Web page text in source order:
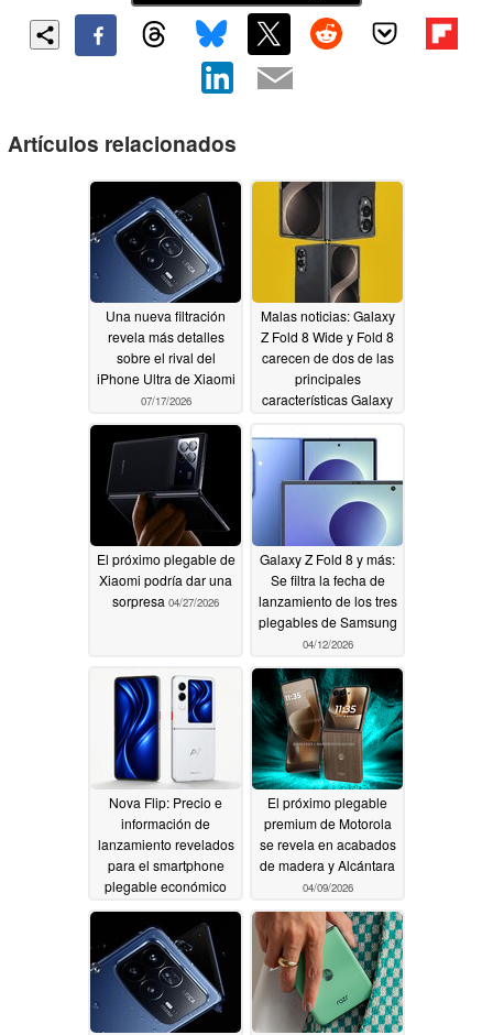
Artículos relacionados
Una nueva filtración
revela más detalles
sobre el rival del
iPhone Ultra de Xiaomi
07/17/2026
Malas noticias: Galaxy
Z Fold 8 Wide y Fold 8
carecen de dos de las
principales
características Galaxy
filtración05/20/2026
El próximo plegable de
Xiaomi podría dar una
sorpresa 04/27/2026
Galaxy Z Fold 8 y más:
Se filtra la fecha de
lanzamiento de los tres
plegables de Samsung
04/12/2026
Nova Flip: Precio e
información de
lanzamiento revelados
para el smartphone
plegable económico
04/10/2026
El próximo plegable
premium de Motorola
se revela en acabados
de madera y Alcántara
04/09/2026